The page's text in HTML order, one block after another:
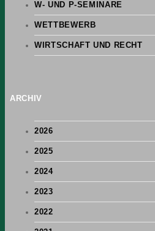
W- UND P-SEMINARE
WETTBEWERB
WIRTSCHAFT UND RECHT
ARCHIV
2026
2025
2024
2023
2022